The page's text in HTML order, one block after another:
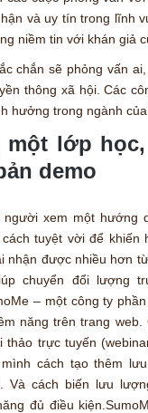
và uy tín trong lĩnh
niềm tin với khán giả
chắn sẽ phỏng vấn
thông xã hội. Các
hưởng trong ngành của
một lớp
demo
người xem một hướng
tuyệt vời để khiến
nhận được nhiều hơn
chuyển đổi lượng
– một công ty
năng trên trang
thảo trực tuyến
cách tạo thêm
Và cách biến lưu
đủ điều